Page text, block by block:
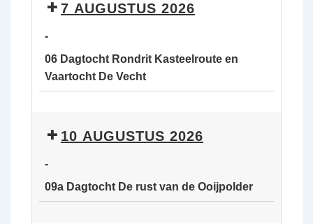
7 AUGUSTUS 2026
-
06 Dagtocht Rondrit Kasteelroute en
Vaartocht De Vecht
Rondrit
Vaartocht
10 AUGUSTUS 2026
-
09a Dagtocht De rust van de Ooijpolder